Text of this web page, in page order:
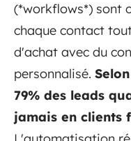
(*workflows*) sont
chaque contact
d'achat avec du
personnalisé.
79% des leads
jamais en clients